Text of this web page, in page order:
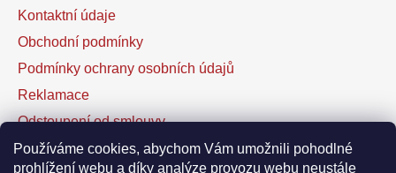
Používáme cookies, abychom Vám umožnili pohodlné
prohlížení webu a díky analýze provozu webu neustále
Kontaktní údaje
Obchodní podmínky
Podmínky ochrany osobních údajů
Reklamace
Odstoupení od smlouvy
Kontaktní formulář